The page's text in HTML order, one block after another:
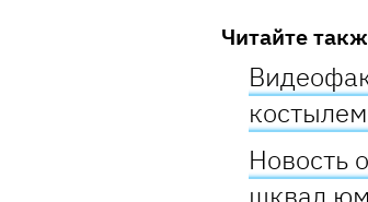
Читайте
костылем
Новость